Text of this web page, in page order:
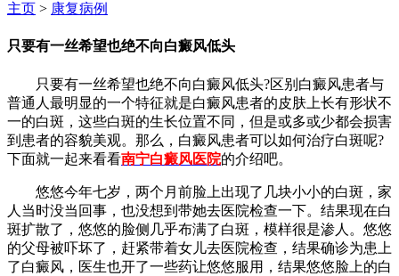
主页 > 康复病例
只要有一丝希望也绝不向白癜风低头
只要有一丝希望也绝不向白癜风低头?区别白癜风患者与
普通人最明显的一个特征就是白癜风患者的皮肤上长有形状不
一的白斑，这些白斑的生长位置不同，但是或多或少都会损害
到患者的容貌美观。那么，白癜风患者可以如何治疗白斑呢?
下面就一起来看看南宁白癜风医院的介绍吧。
悠悠今年七岁，两个月前脸上出现了几块小小的白斑，家
人当时没当回事，也没想到带她去医院检查一下。结果现在白
斑扩散了，悠悠的脸侧几乎布满了白斑，模样很是渗人。悠悠
的父母被吓坏了，赶紧带着女儿去医院检查，结果确诊为患上
了白癜风，医生也开了一些药让悠悠服用，结果悠悠脸上的白